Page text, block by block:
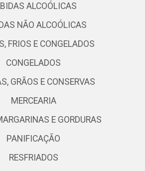
ALCOÓLICAS
NÃO ALCOÓLICAS
FRIOS E CONGELADOS
CONGELADOS
GRÃOS E CONSERVAS
MERCEARIA
E GORDURAS
PANIFICAÇÃO
RESFRIADOS